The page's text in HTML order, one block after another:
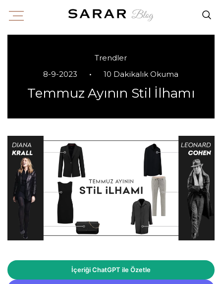
Trendler
8-9-2023
• 10 Dakikalık Okuma
Temmuz Ayının Stil İlhamı
İçeriği ChatGPT ile Özetle